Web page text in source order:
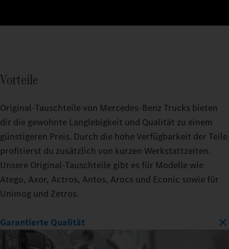
Vorteile
Original-Tauschteile von Mercedes‑Benz Trucks bieten
dir die gewohnte Langlebigkeit und Qualität zu einem
günstigeren Preis. Durch die hohe Verfügbarkeit der Teile
profitierst du zusätzlich von kurzen Werkstattzeiten.
Unsere Original‑Tauschteile gibt es für Modelle wie
Atego, Axor, Actros, Antos, Arocs und Econic sowie für
Unimog und Zetros.
Garantierte Qualität